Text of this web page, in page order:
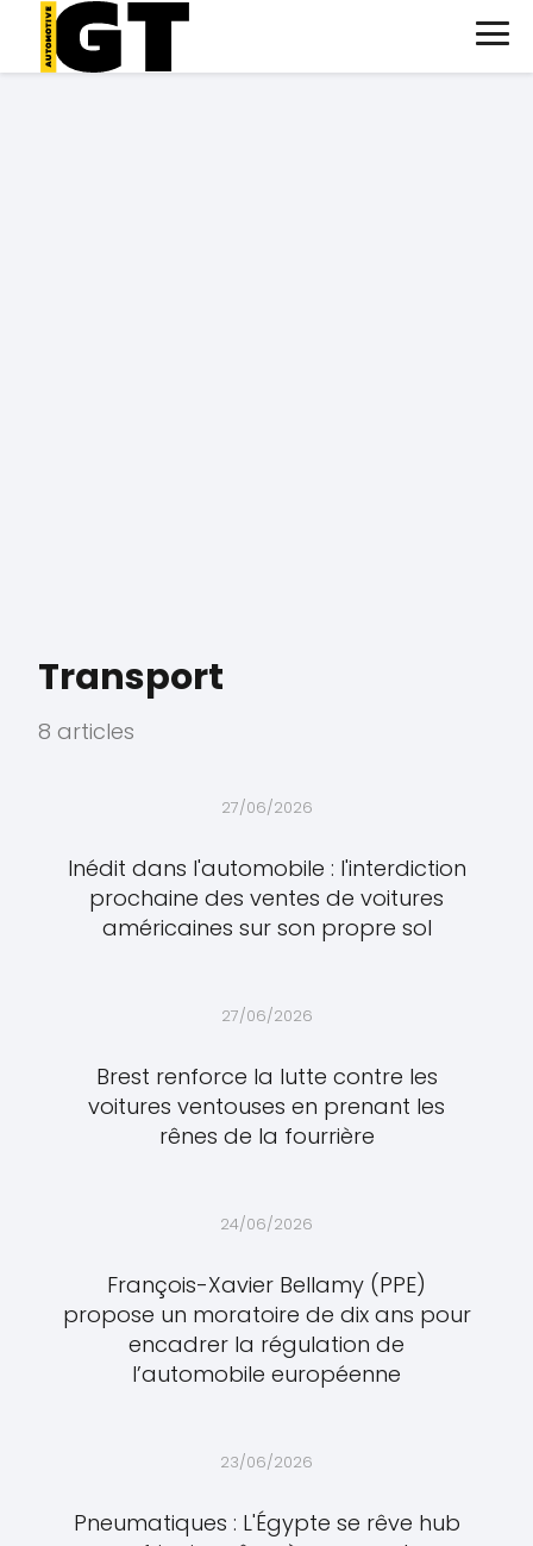
Transport
8 articles
27/06/2026
Inédit dans l'automobile : l'interdiction
prochaine des ventes de voitures
américaines sur son propre sol
27/06/2026
Brest renforce la lutte contre les
voitures ventouses en prenant les
rênes de la fourrière
24/06/2026
François-Xavier Bellamy (PPE)
propose un moratoire de dix ans pour
encadrer la régulation de
l’automobile européenne
23/06/2026
Pneumatiques : L'Égypte se rêve hub